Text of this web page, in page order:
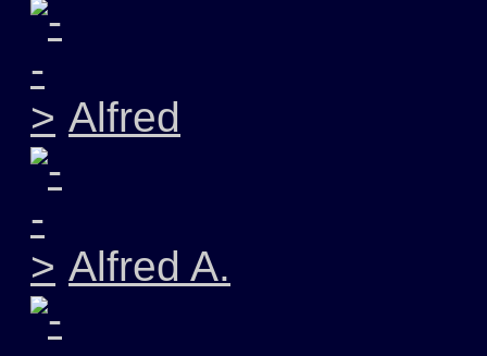
Alfred
Alfred A.